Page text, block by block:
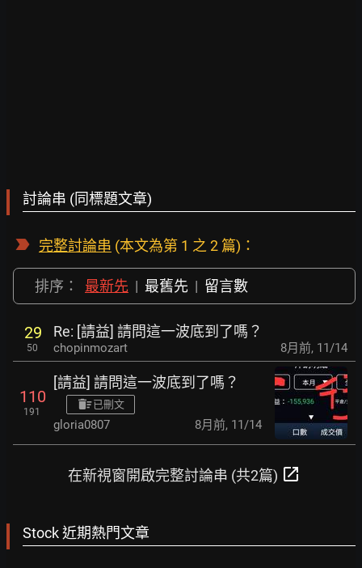
討論串 (同標題文章)
完整討論串 (本文為第 1 之 2 篇)：
排序： 最新先 | 最舊先 | 留言數
29
50
Re: [請益] 請問這一波底到了嗎？
chopinmozart 8月前, 11/14
110
191
[請益] 請問這一波底到了嗎？
已刪文
gloria0807 8月前, 11/14
在新視窗開啟完整討論串 (共2篇) open_in_new
Stock 近期熱門文章